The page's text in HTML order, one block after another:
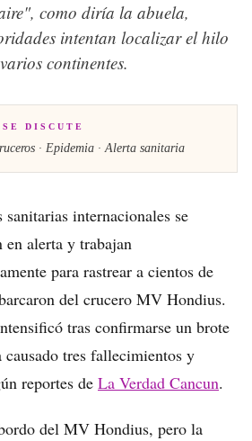
como diría la abuela,
intentan localizar el hilo
continentes.
DISCUTE
· Epidemia · Alerta sanitaria
sanitarias internacionales se
en alerta y trabajan
para rastrear a cientos de
del crucero MV Hondius.
tras confirmarse un brote
causado tres fallecimientos y
reportes de La Verdad Cancun.
del MV Hondius, pero la